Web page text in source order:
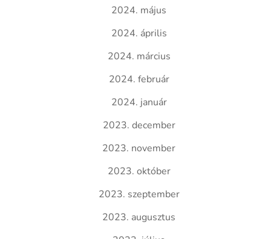
2024. május
2024. április
2024. március
2024. február
2024. január
2023. december
2023. november
2023. október
2023. szeptember
2023. augusztus